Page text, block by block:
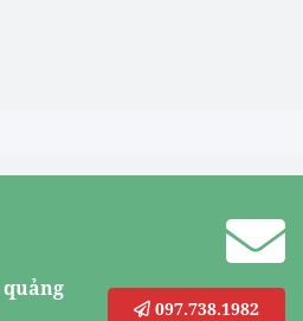
097.738.1982